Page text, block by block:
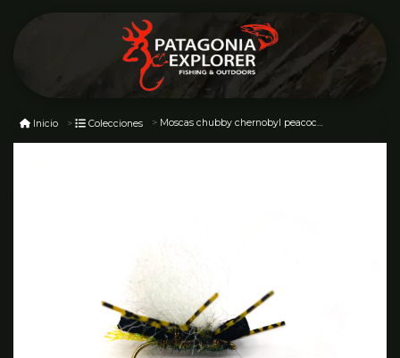
Inicio Colecciones Moscas chubby chernobyl peacock/white wing #10